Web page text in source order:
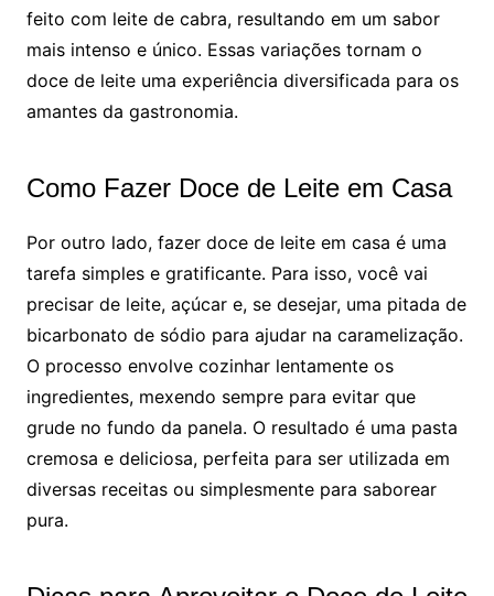
feito com leite de cabra, resultando em um sabor
mais intenso e único. Essas variações tornam o
doce de leite uma experiência diversificada para os
amantes da gastronomia.
Como Fazer Doce de Leite em Casa
Por outro lado, fazer doce de leite em casa é uma
tarefa simples e gratificante. Para isso, você vai
precisar de leite, açúcar e, se desejar, uma pitada de
bicarbonato de sódio para ajudar na caramelização.
O processo envolve cozinhar lentamente os
ingredientes, mexendo sempre para evitar que
grude no fundo da panela. O resultado é uma pasta
cremosa e deliciosa, perfeita para ser utilizada em
diversas receitas ou simplesmente para saborear
pura.